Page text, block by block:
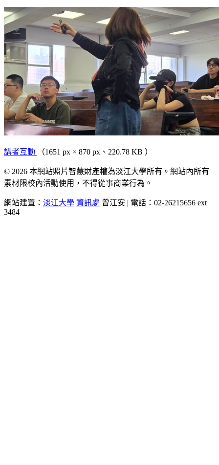
講者互動 （1651 px × 870 px、220.78 KB ）
© 2026 本網站照片智慧財產權為淡江大學所有。網站內所有
素材限校內活動使用，不得從事商業行為。
網站建置： 淡江大學 資訊處 曾江安 | 電話：02-26215656 ext
3484